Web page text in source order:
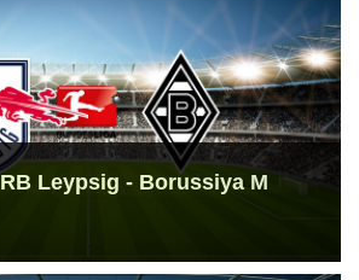
Leypsig - Borussiya M